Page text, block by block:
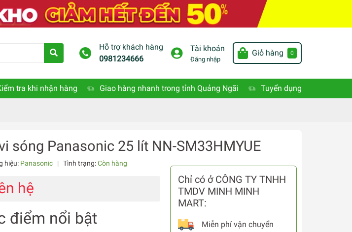
Hỗ trợ khách hàng
0981234666
Tài khoản
Đăng nhập
Giỏ hàng 0
tra khi nhận hàng Giao hàng nhanh trong tỉnh Quảng Ngãi Tuyển dụng
sóng Panasonic 25 lít NN-SM33HMYUE
hiệu: Panasonic | Tình trạng:Còn hàng
hệ
điểm nổi bật
Chỉ có ở CÔNG TY TNHH
TMDV MINH MINH
MART:
Miễn phí vận chuyển